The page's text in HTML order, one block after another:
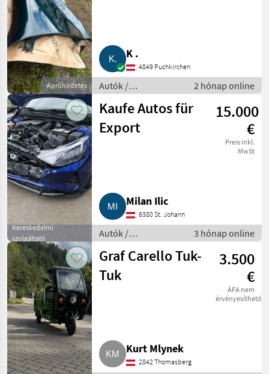
Apróhirdetés
K .
4849 Puchkirchen
Autók /
Motorkerékpárok /
Egyéb Autók /
Motorkerékpárok
2 hónap online
Kereskedelmi
szolgáltató
Kaufe Autos für
Export
15.000
€
Preis inkl.
MwSt
Milan Ilic
6380 St. Johann
Autók /
Motorkerékpárok /
Egyéb Autók /
Motorkerékpárok
3 hónap online
Graf Carello Tuk-
Tuk
3.500
€
ÁFA nem
érvényesíthető
Kurt Mlynek
2842 Thomasberg